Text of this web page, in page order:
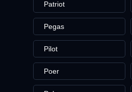
Patriot
Pegas
Pilot
Poer